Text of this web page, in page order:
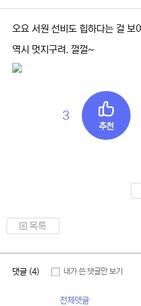
오요 서원 선비도 힙하다는 걸 보
역시 멋지구려. 껄껄~
3
추천
목록
댓글 (4) 내가 쓴 댓글만 보기
전체댓글